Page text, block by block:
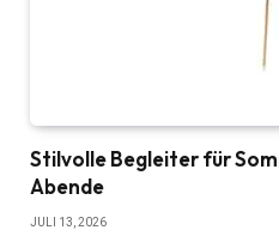
Stilvolle Begleiter für
Abende
JULI 13, 2026